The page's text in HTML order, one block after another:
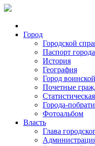
Город
Городской
Паспорт города
История
География
Город
Почетные
Города-
Фотоальбом
Власть
Глава